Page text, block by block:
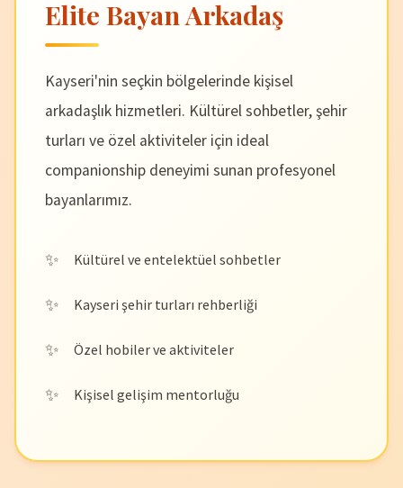
Elite Bayan Arkadaş
Kayseri'nin seçkin bölgelerinde kişisel
arkadaşlık hizmetleri. Kültürel sohbetler, şehir
turları ve özel aktiviteler için ideal
companionship deneyimi sunan profesyonel
bayanlarımız.
Kültürel ve entelektüel sohbetler
Kayseri şehir turları rehberliği
Özel hobiler ve aktiviteler
Kişisel gelişim mentorluğu